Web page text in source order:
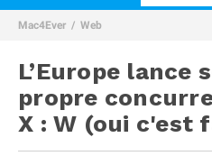
Comparatif iPhone
Mac4Ever Web
L’Europe lance
propre
X : W (oui c'est